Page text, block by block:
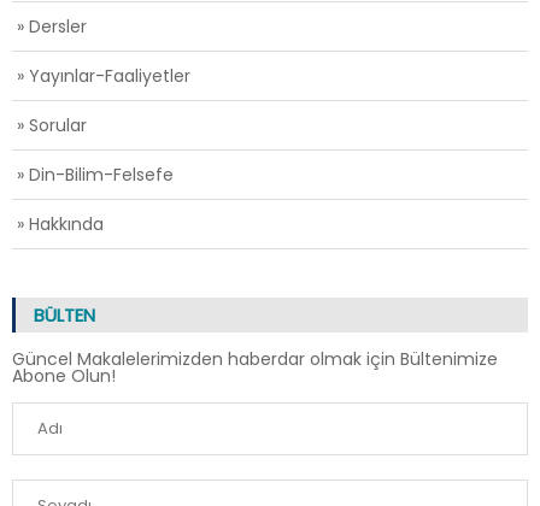
» Dersler
» Yayınlar-Faaliyetler
» Sorular
» Din-Bilim-Felsefe
» Hakkında
BÜLTEN
Güncel Makalelerimizden haberdar olmak için Bültenimize
Abone Olun!